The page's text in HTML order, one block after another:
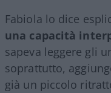
Fabiola lo dice
una capacità
sapeva leggere gli
soprattutto,
già un piccolo